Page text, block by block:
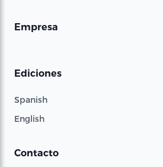
Empresa
Ediciones
Spanish
English
Contacto